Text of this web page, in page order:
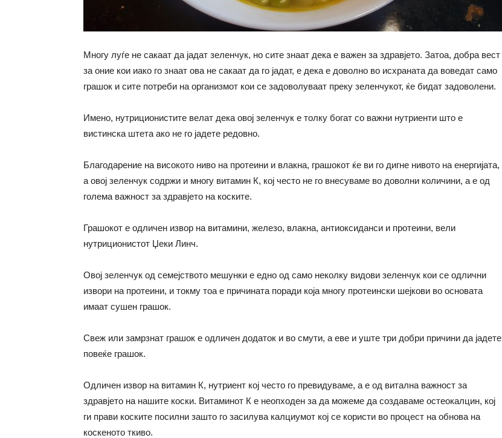
Многу луѓе не сакаат да јадат зеленчук, но сите знаат дека е важен за здравјето. Затоа, добра вест
за оние кои иако го знаат ова не сакаат да го јадат, е дека е доволно во исхраната да воведат само
грашок и сите потреби на организмот кои се задоволуваат преку зеленчукот, ќе бидат задоволени.
Имено, нутриционистите велат дека овој зеленчук е толку богат со важни нутриенти што е
вистинска штета ако не го јадете редовно.
Благодарение на високото ниво на протеини и влакна, грашокот ќе ви го дигне нивото на енергијата,
а овој зеленчук содржи и многу витамин К, кој често не го внесуваме во доволни количини, а е од
голема важност за здравјето на коските.
Грашокот е одличен извор на витамини, железо, влакна, антиоксиданси и протеини, вели
нутриционистот Џеки Линч.
Овој зеленчук од семејството мешунки е едно од само неколку видови зеленчук кои се одлични
извори на протеини, и токму тоа е причината поради која многу протеински шејкови во основата
имаат сушен грашок.
Свеж или замрзнат грашок е одличен додаток и во смути, а еве и уште три добри причини да јадете
повеќе грашок.
Одличен извор на витамин К, нутриент кој често го превидуваме, а е од витална важност за
здравјето на нашите коски. Витаминот К е неопходен за да можеме да создаваме остеокалцин, кој
ги прави коските посилни зашто го засилува калциумот кој се користи во процест на обнова на
коскеното ткиво.